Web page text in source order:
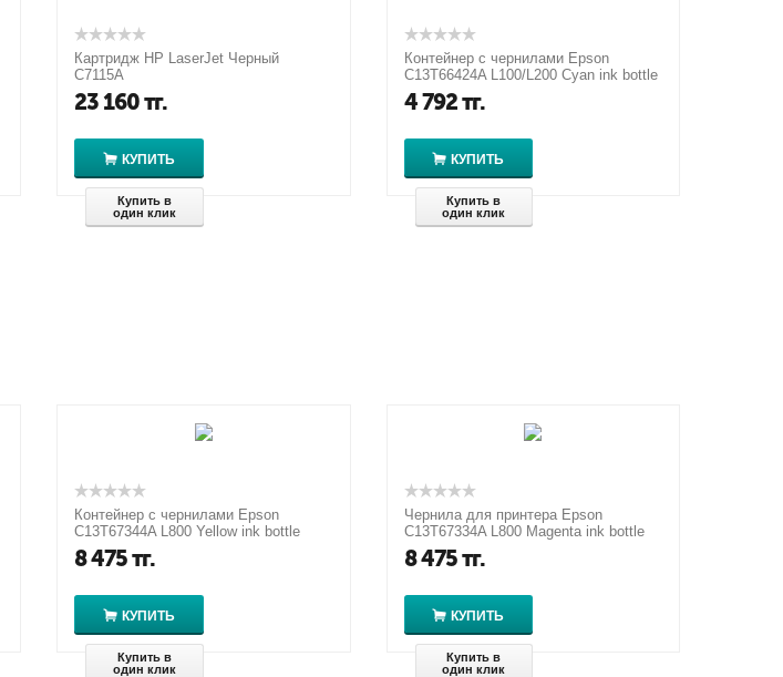
Картридж HP LaserJet Черный
C7115A
23 160тг.
КУПИТЬ
Купить в
один клик
Контейнер с чернилами Epson
C13T66424A L100/L200 Cyan ink bottle
70ml
4 792тг.
КУПИТЬ
Купить в
один клик
Контейнер с чернилами Epson
C13T67344A L800 Yellow ink bottle
70ml
8 475тг.
КУПИТЬ
Купить в
один клик
Чернила для принтера Epson
C13T67334A L800 Magenta ink bottle
70ml
8 475тг.
КУПИТЬ
Купить в
один клик